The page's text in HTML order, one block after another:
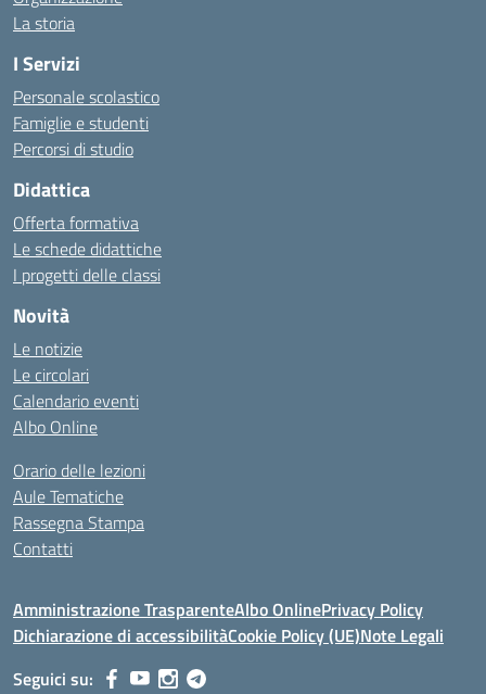
La storia
I Servizi
Personale scolastico
Famiglie e studenti
Percorsi di studio
Didattica
Offerta formativa
Le schede didattiche
I progetti delle classi
Novità
Le notizie
Le circolari
Calendario eventi
Albo Online
Orario delle lezioni
Aule Tematiche
Rassegna Stampa
Contatti
Amministrazione TrasparenteAlbo OnlinePrivacy Policy
Dichiarazione di accessibilitàCookie Policy (UE)Note Legali
Seguici su: